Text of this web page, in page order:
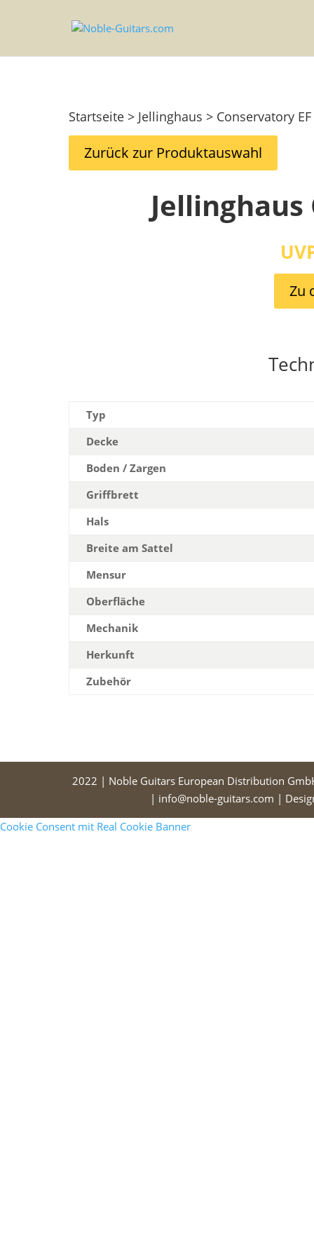
Startseite > Jellinghaus > Conservatory EF
Zurück zur Produktauswahl
Jellinghaus
Zu
Typ
Decke
Boden / Zargen
Griffbrett
Hals
Breite am Sattel
Mensur
Oberfläche
Mechanik
Herkunft
Zubehör
2022 | Noble Guitars European Distribution
| info@noble-guitars.com |
Cookie Consent mit Real Cookie Banner